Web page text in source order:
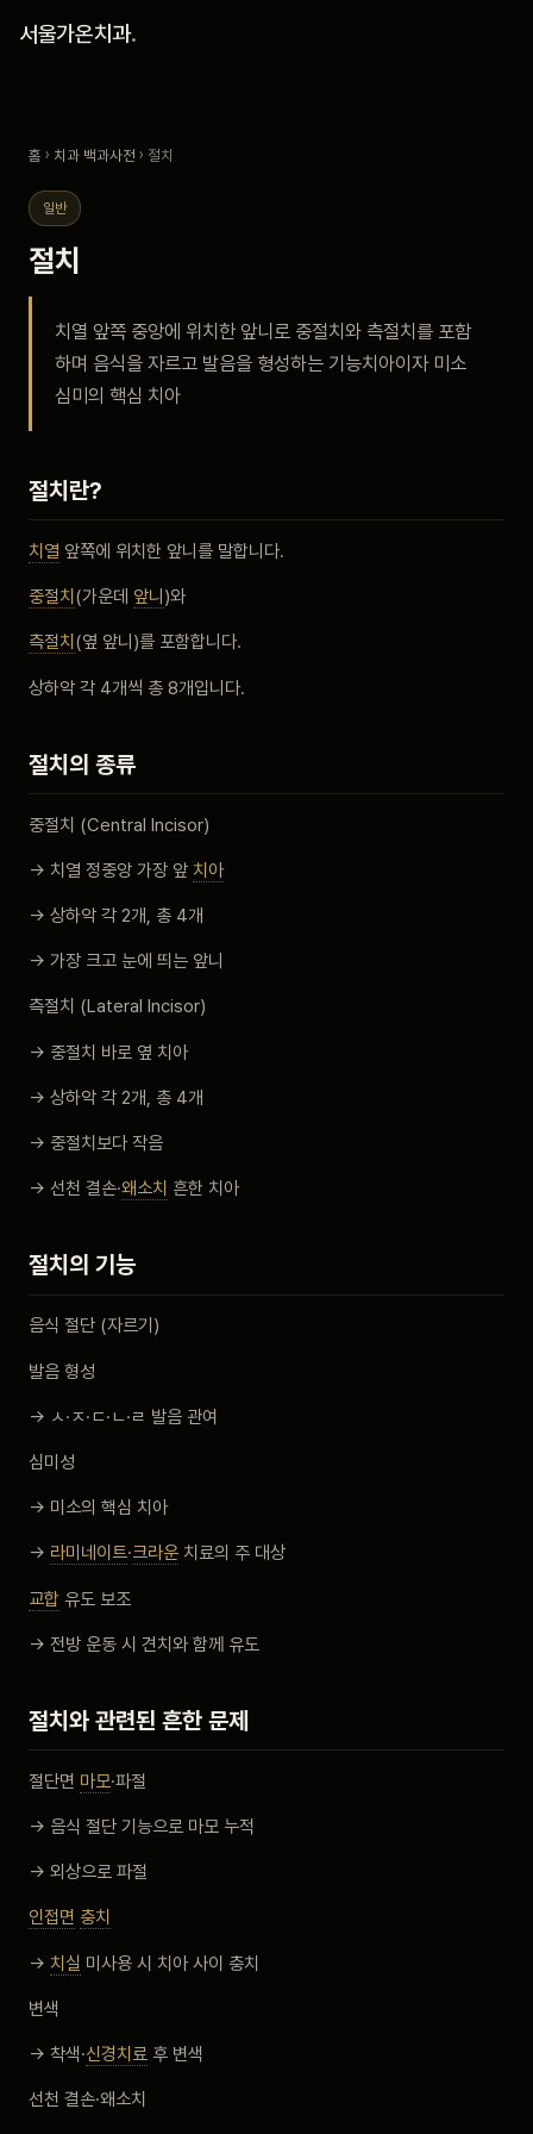
서울가온치과.
진료 안내
안내
비포 애프터
공지사항
치과 백과사전
자주 묻는 질문
회원가입 / 로그인
홈 › 치과 백과사전 › 절치
일반
절치
치열 앞쪽 중앙에 위치한 앞니로 중절치와 측절치를 포함
하며 음식을 자르고 발음을 형성하는 기능치아이자 미소
심미의 핵심 치아
절치란?
치열 앞쪽에 위치한 앞니를 말합니다.
중절치 (가운데 앞니 )와
측절치 (옆 앞니)를 포함합니다.
상하악 각 4개씩 총 8개입니다.
절치의 종류
중절치 (Central Incisor)
→ 치열 정중앙 가장 앞 치아
→ 상하악 각 2개, 총 4개
→ 가장 크고 눈에 띄는 앞니
측절치 (Lateral Incisor)
→ 중절치 바로 옆 치아
→ 상하악 각 2개, 총 4개
→ 중절치보다 작음
→ 선천 결손·왜소치 흔한 치아
절치의 기능
음식 절단 (자르기)
발음 형성
→ ㅅ·ㅈ·ㄷ·ㄴ·ㄹ 발음 관여
심미성
→ 미소의 핵심 치아
→ 라미네이트·크라운 치료의 주 대상
교합 유도 보조
→ 전방 운동 시 견치와 함께 유도
절치와 관련된 흔한 문제
절단면 마모·파절
→ 음식 절단 기능으로 마모 누적
→ 외상으로 파절
인접면 충치
→ 치실 미사용 시 치아 사이 충치
변색
→ 착색·신경치료 후 변색
선천 결손·왜소치